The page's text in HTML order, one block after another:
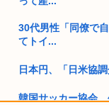
30代男性「同僚で
てトイ...
日本円、「日米協
韓国サッカー協会